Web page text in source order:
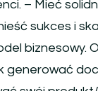
– Mieć
sukces i
biznesowy.
generować